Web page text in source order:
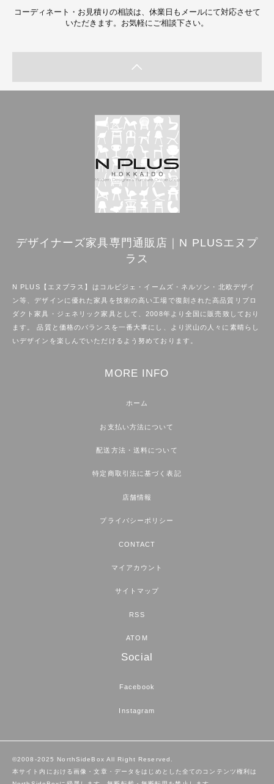
コーディネート・お見積りの相談は、休業日もメールにて対応させて
いただきます。お気軽にご相談下さい。
デザイナーズ家具専門通販店｜N PLUSエヌプ
ラス
N PLUS【エヌプラス】はコルビジェ・イームズ・ネルソン・北欧デザイ
ン等、デザインに優れた家具を技術の高い工場で復刻された高品質リプロ
ダクト家具・ジェネリック家具として、2008年より全国に販売致しており
ます。 品質と価格のバランスを一番大事にし、より沢山の人々に素晴らし
いデザインを楽しんでいただけるよう努めております。
MORE INFO
ホーム
お支払い方法について
配送方法・送料について
特定商取引法に基づく表記
店舗情報
プライバシーポリシー
CONTACT
マイアカウント
サイトマップ
RSS
ATOM
Social
Facebook
Instagram
©2008-2025 NorthSideBox All Right Reserved.
本サイト内における画像・文章・データをはじめとした全てのコンテンツ権利は